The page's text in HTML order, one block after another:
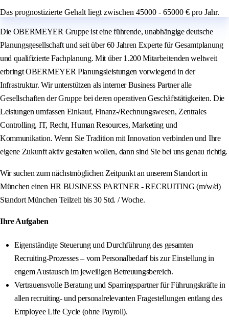
Das prognostizierte Gehalt liegt zwischen 45000 - 65000 € pro Jahr.
Die OBERMEYER Gruppe ist eine führende, unabhängige deutsche
Planungsgesellschaft und seit über 60 Jahren Experte für Gesamtplanung
und qualifizierte Fachplanung. Mit über 1.200 Mitarbeitenden weltweit
erbringt OBERMEYER Planungsleistungen vorwiegend in der
Infrastruktur. Wir unterstützen als interner Business Partner alle
Gesellschaften der Gruppe bei deren operativen Geschäftstätigkeiten. Die
Leistungen umfassen Einkauf, Finanz-/Rechnungswesen, Zentrales
Controlling, IT, Recht, Human Resources, Marketing und
Kommunikation. Wenn Sie Tradition mit Innovation verbinden und Ihre
eigene Zukunft aktiv gestalten wollen, dann sind Sie bei uns genau richtig.
Wir suchen zum nächstmöglichen Zeitpunkt an unserem Standort in
München einen HR BUSINESS PARTNER - RECRUITING (m/w/d)
Standort München Teilzeit bis 30 Std. / Woche.
Ihre Aufgaben
Eigenständige Steuerung und Durchführung des gesamten
Recruiting‑Prozesses – vom Personalbedarf bis zur Einstellung in
engem Austausch im jeweiligen Betreuungsbereich.
Vertrauensvolle Beratung und Sparringspartner für Führungskräfte in
allen recruiting‑ und personalrelevanten Fragestellungen entlang des
Employee Life Cycle (ohne Payroll).